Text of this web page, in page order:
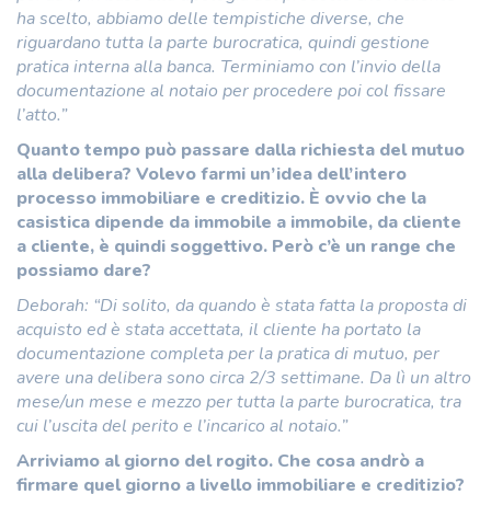
ha scelto, abbiamo delle tempistiche diverse, che
riguardano tutta la parte burocratica, quindi gestione
pratica interna alla banca. Terminiamo con l’invio della
documentazione al notaio per procedere poi col fissare
l’atto.”
Quanto tempo può passare dalla richiesta del mutuo
alla delibera? Volevo farmi un’idea dell’intero
processo immobiliare e creditizio. È ovvio che la
casistica dipende da immobile a immobile, da cliente
a cliente, è quindi soggettivo. Però c’è un range che
possiamo dare?
Deborah: “Di solito, da quando è stata fatta la proposta di
acquisto ed è stata accettata, il cliente ha portato la
documentazione completa per la pratica di mutuo, per
avere una delibera sono circa 2/3 settimane. Da lì un altro
mese/un mese e mezzo per tutta la parte burocratica, tra
cui l’uscita del perito e l’incarico al notaio.”
Arriviamo al giorno del rogito. Che cosa andrò a
firmare quel giorno a livello immobiliare e creditizio?